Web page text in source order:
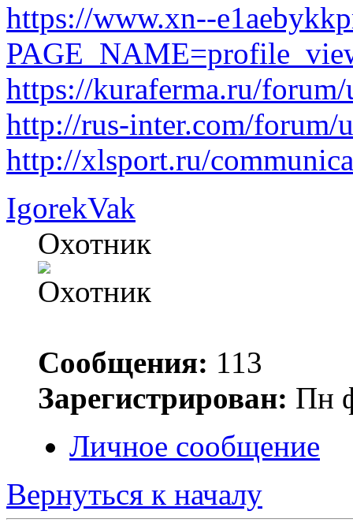
https://www.xn--
https://kuraferma.ru/forum/
http://rus-inter.com/forum/
http://xlsport.ru/
IgorekVak
Охотник
Сообщения: 113
Зарегистрирован: Пн
Личное сообщение
Вернуться к началу